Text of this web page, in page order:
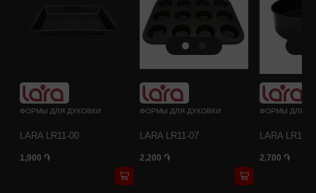
ФОРМЫ ДЛЯ ДУХОВКИ
LARA LR11-00
1,900 ֏
ФОРМЫ ДЛЯ ДУХОВКИ
LARA LR11-07
2,200 ֏
ФОРМЫ ДЛЯ
LARA LR11-
2,700 ֏